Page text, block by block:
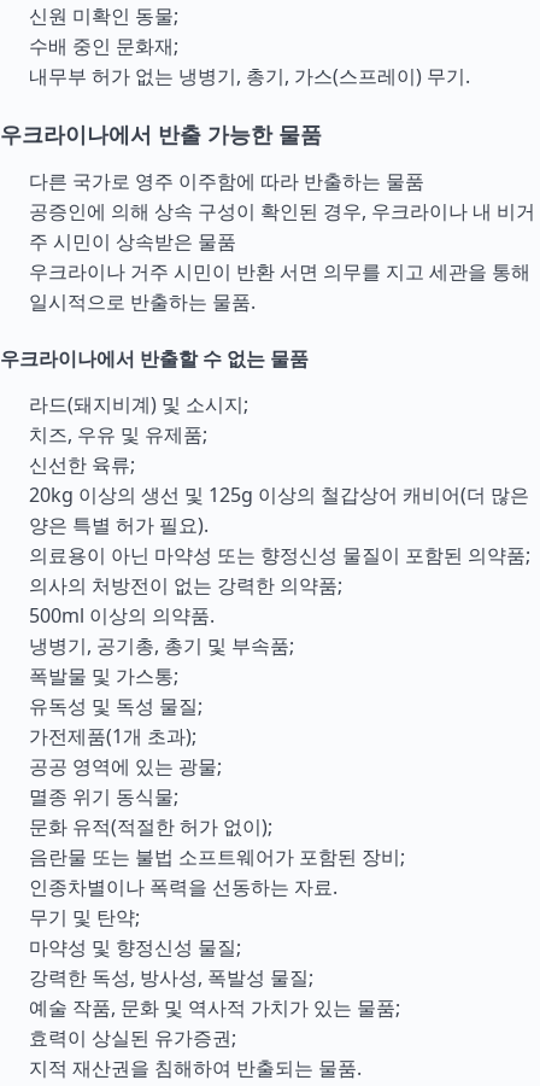
신원 미확인 동물;
수배 중인 문화재;
내무부 허가 없는 냉병기, 총기, 가스(스프레이) 무기.
우크라이나에서 반출 가능한 물품
다른 국가로 영주 이주함에 따라 반출하는 물품
공증인에 의해 상속 구성이 확인된 경우, 우크라이나 내 비거
주 시민이 상속받은 물품
우크라이나 거주 시민이 반환 서면 의무를 지고 세관을 통해
일시적으로 반출하는 물품.
우크라이나에서 반출할 수 없는 물품
라드(돼지비계) 및 소시지;
치즈, 우유 및 유제품;
신선한 육류;
20kg 이상의 생선 및 125g 이상의 철갑상어 캐비어(더 많은
양은 특별 허가 필요).
의료용이 아닌 마약성 또는 향정신성 물질이 포함된 의약품;
의사의 처방전이 없는 강력한 의약품;
500ml 이상의 의약품.
냉병기, 공기총, 총기 및 부속품;
폭발물 및 가스통;
유독성 및 독성 물질;
가전제품(1개 초과);
공공 영역에 있는 광물;
멸종 위기 동식물;
문화 유적(적절한 허가 없이);
음란물 또는 불법 소프트웨어가 포함된 장비;
인종차별이나 폭력을 선동하는 자료.
무기 및 탄약;
마약성 및 향정신성 물질;
강력한 독성, 방사성, 폭발성 물질;
예술 작품, 문화 및 역사적 가치가 있는 물품;
효력이 상실된 유가증권;
지적 재산권을 침해하여 반출되는 물품.